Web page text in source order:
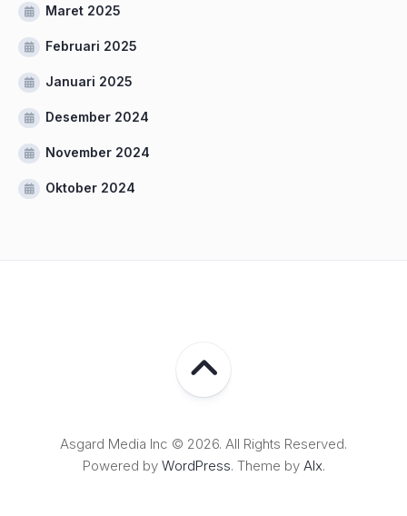
Maret 2025
Februari 2025
Januari 2025
Desember 2024
November 2024
Oktober 2024
Asgard Media Inc © 2026. All Rights Reserved.
Powered by WordPress. Theme by Alx.